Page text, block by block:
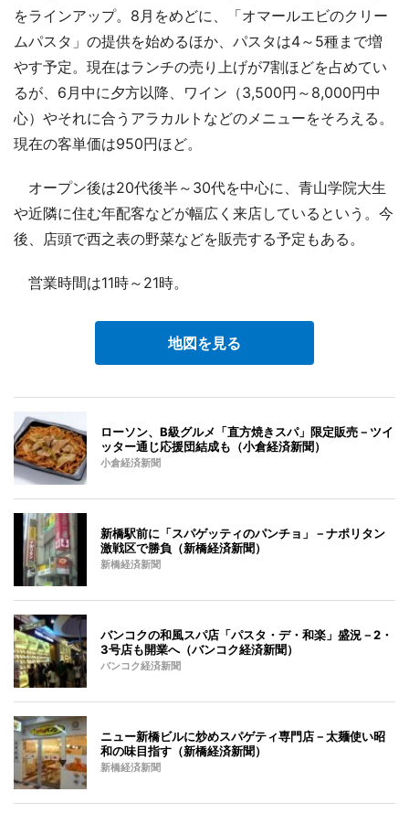
をラインアップ。8月をめどに、「オマールエビのクリー
ムパスタ」の提供を始めるほか、パスタは4～5種まで増
やす予定。現在はランチの売り上げが7割ほどを占めてい
るが、6月中に夕方以降、ワイン（3,500円～8,000円中
心）やそれに合うアラカルトなどのメニューをそろえる。
現在の客単価は950円ほど。
オープン後は20代後半～30代を中心に、青山学院大生
や近隣に住む年配客などが幅広く来店しているという。今
後、店頭で西之表の野菜などを販売する予定もある。
営業時間は11時～21時。
地図を見る
ローソン、B級グルメ「直方焼きスパ」限定販売－ツイ
ッター通じ応援団結成も（小倉経済新聞）
小倉経済新聞
新橋駅前に「スパゲッティのパンチョ」－ナポリタン
激戦区で勝負（新橋経済新聞）
新橋経済新聞
バンコクの和風スパ店「パスタ・デ・和楽」盛況－2・
3号店も開業へ（バンコク経済新聞）
バンコク経済新聞
ニュー新橋ビルに炒めスパゲティ専門店－太麺使い昭
和の味目指す（新橋経済新聞）
新橋経済新聞